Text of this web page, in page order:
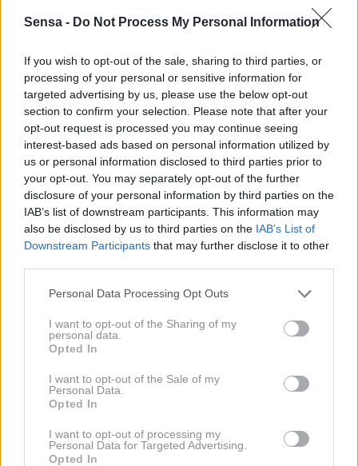
Sensa - Do Not Process My Personal Information
If you wish to opt-out of the sale, sharing to third parties, or
processing of your personal or sensitive information for
targeted advertising by us, please use the below opt-out
section to confirm your selection. Please note that after your
opt-out request is processed you may continue seeing
interest-based ads based on personal information utilized by
us or personal information disclosed to third parties prior to
your opt-out. You may separately opt-out of the further
disclosure of your personal information by third parties on the
IAB’s list of downstream participants. This information may
also be disclosed by us to third parties on the IAB’s List of
Downstream Participants that may further disclose it to other
Personal Data Processing Opt Outs
I want to opt-out of the Sharing of my
personal data.
Opted In
I want to opt-out of the Sale of my
Personal Data.
Opted In
I want to opt-out of processing my
Personal Data for Targeted Advertising.
Opted In
boste prejeli informacije, ki vam bodo spremenile
Simbol novega začetka
Seveda začetki niso vedno enostavni, toda mavrica
vam sporoča, davas bo vesolje podprlo in vam stalo
ob strani na novi poti, na katero se pripravljate.
Ko vidite mavrico, je to kotzelena luč vesolja , da ste
pripravljeni na nov začetek. To naj vam vlije
Ne glede na to, ali razmišljaš o začetku novega
podjetja, razmerja ali kariere,
sprejmete nov izziv.
Znamenje stabilnosti in miru